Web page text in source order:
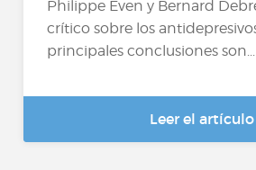
Philippe Even y Bernard
crítico sobre los
principales conclusiones son...
Leer el artículo